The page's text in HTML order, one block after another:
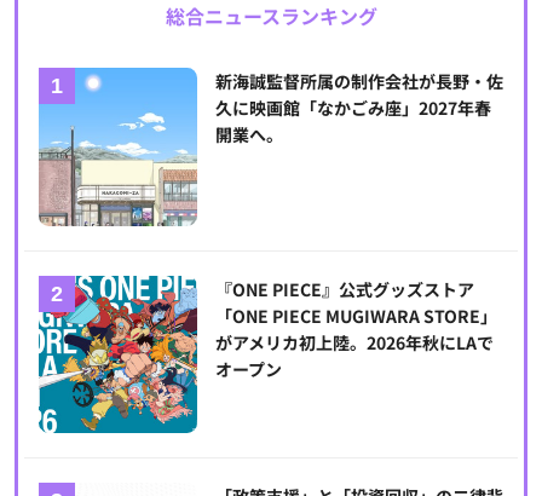
総合ニュースランキング
新海誠監督所属の制作会社が長野・佐
久に映画館「なかごみ座」2027年春
開業へ。
『ONE PIECE』公式グッズストア
「ONE PIECE MUGIWARA STORE」
がアメリカ初上陸。2026年秋にLAで
オープン